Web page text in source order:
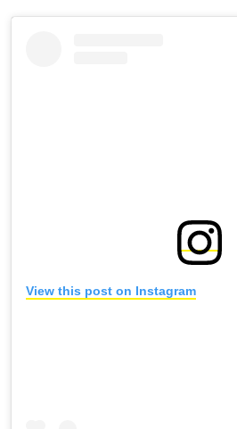
View this post on Instagram